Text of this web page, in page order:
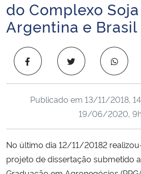
Ministério da Educação
Ministério da Cidadania
Ministério da Saúde
Ministério de Minas e Energia
Ministério da Ciência, Tecnologia, Inovações e
Ministério do Meio Ambiente
Ministério do Turismo
do Complexo
Argentina e Brasil
Publicado em 13/11/2018,
19/06/2020,
No último dia 12/11/20182
projeto de dissertação submetido